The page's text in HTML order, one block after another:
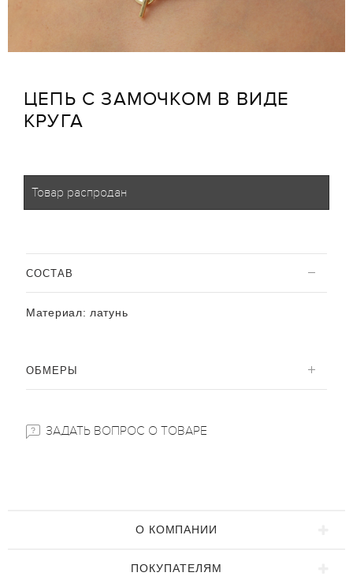
ЦЕПЬ С ЗАМОЧКОМ В ВИДЕ
КРУГА
Товар распродан
CОСТАВ
Материал: латунь
ОБМЕРЫ
ЗАДАТЬ ВОПРОС О ТОВАРЕ
О КОМПАНИИ
ПОКУПАТЕЛЯМ